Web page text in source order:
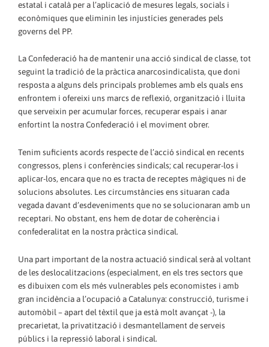
estatal i català per a l’aplicació de mesures legals, socials i
econòmiques que eliminin les injustícies generades pels
governs del PP.
La Confederació ha de mantenir una acció sindical de classe, tot
seguint la tradició de la pràctica anarcosindicalista, que doni
resposta a alguns dels principals problemes amb els quals ens
enfrontem i ofereixi uns marcs de reflexió, organització i lluita
que serveixin per acumular forces, recuperar espais i anar
enfortint la nostra Confederació i el moviment obrer.
Tenim suficients acords respecte de l’acció sindical en recents
congressos, plens i conferències sindicals; cal recuperar-los i
aplicar-los, encara que no es tracta de receptes màgiques ni de
solucions absolutes. Les circumstàncies ens situaran cada
vegada davant d’esdeveniments que no se solucionaran amb un
receptari. No obstant, ens hem de dotar de coherència i
confederalitat en la nostra pràctica sindical.
Una part important de la nostra actuació sindical serà al voltant
de les deslocalitzacions (especialment, en els tres sectors que
es dibuixen com els més vulnerables pels economistes i amb
gran incidència a l’ocupació a Catalunya: construcció, turisme i
automòbil – apart del tèxtil que ja està molt avançat -), la
precarietat, la privatització i desmantellament de serveis
públics i la repressió laboral i sindical.